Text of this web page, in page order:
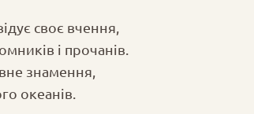
своє вчення,
і прочанів.
знамення,
океанів.